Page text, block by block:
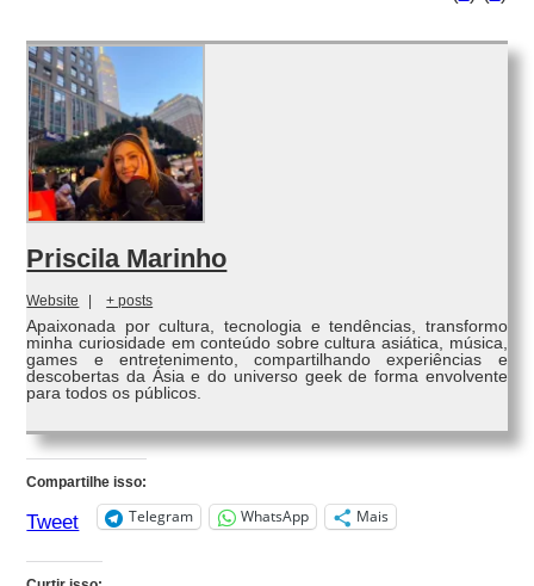
Priscila Marinho
Website | + posts
Apaixonada por cultura, tecnologia e tendências, transformo
minha curiosidade em conteúdo sobre cultura asiática, música,
games e entretenimento, compartilhando experiências e
descobertas da Ásia e do universo geek de forma envolvente
para todos os públicos.
Compartilhe isso:
Tweet Telegram WhatsApp Mais